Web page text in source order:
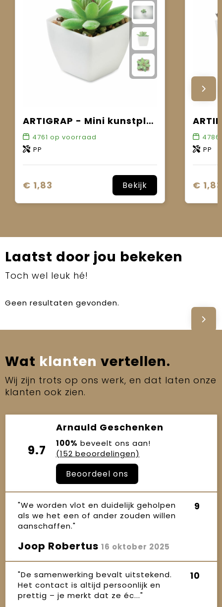
ARTIGRAP - Mini kunstplant
4761 op voorraad
PP
€ 1,83 Bekijk
4786
PP
€ 1,83
Laatst door jou bekeken
Toch wel leuk hé!
Geen resultaten gevonden.
Wat klanten vertellen.
Wij zijn trots op ons werk, en dat laten onze
klanten ook zien.
9.7
Arnauld Geschenken
100% beveelt ons aan!
(152 beoordelingen)
Beoordeel ons
"We worden vlot en duidelijk geholpen
als we het een of ander zouden willen
aanschaffen."
9
Joop Robertus 16 oktober 2025
"De samenwerking bevalt uitstekend.
Het contact is altijd persoonlijk en
prettig – je merkt dat ze éc..."
10